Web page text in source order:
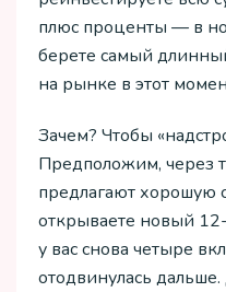
плюс проценты — в
берете самый
на рынке в этот
Зачем? Чтобы
Предположим, через
предлагают хорошую
открываете новый
у вас снова четыре
отодвинулась